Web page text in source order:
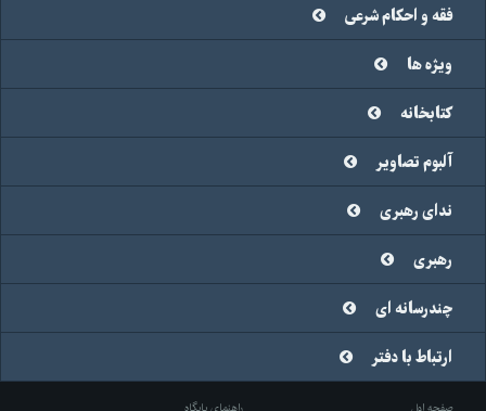
فقه و احکام شرعی
ویژه ها
کتابخانه
آلبوم تصاویر
ندای رهبری
رهبری
چندرسانه ای
ارتباط با دفتر